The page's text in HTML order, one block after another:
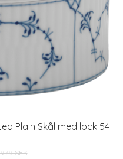
Plain Skål med lock 54
SEK